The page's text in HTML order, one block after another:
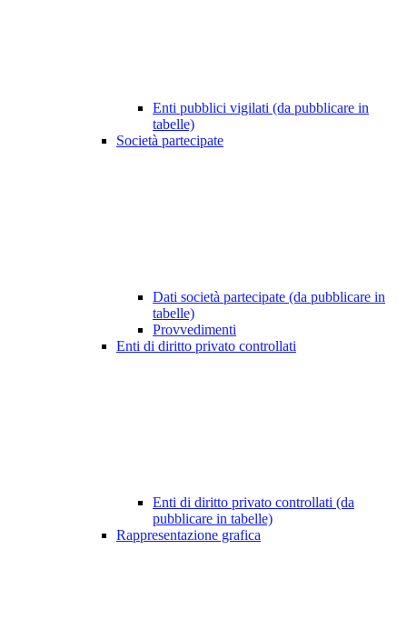
Enti pubblici vigilati (da pubblicare in
tabelle)
Società partecipate
Dati società partecipate (da pubblicare in
tabelle)
Provvedimenti
Enti di diritto privato controllati
Enti di diritto privato controllati (da
pubblicare in tabelle)
Rappresentazione grafica